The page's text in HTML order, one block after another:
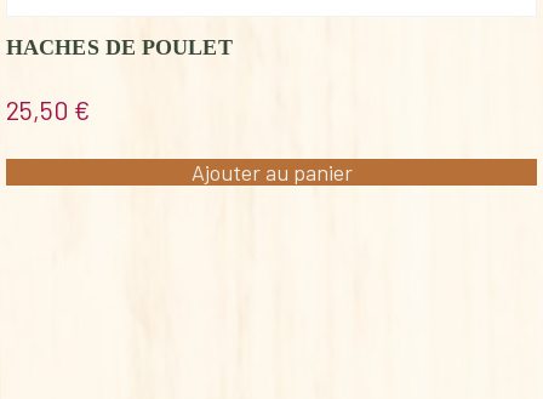
HACHES DE POULET
25,50 €
Ajouter au panier